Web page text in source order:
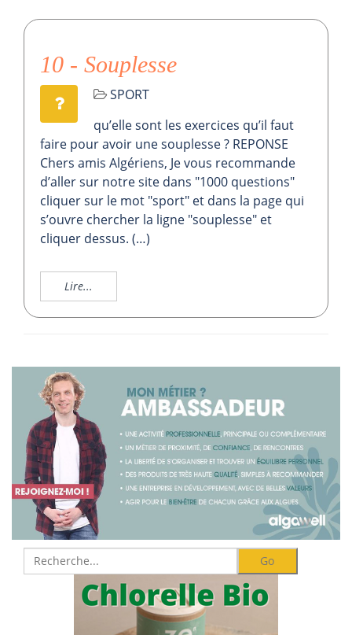
10 - Souplesse
SPORT
qu’elle sont les exercices qu’il faut
faire pour avoir une souplesse ? REPONSE
Chers amis Algériens, Je vous recommande
d’aller sur notre site dans "1000 questions"
cliquer sur le mot "sport" et dans la page qui
s’ouvre chercher la ligne "souplesse" et
cliquer dessus. (…)
Lire...